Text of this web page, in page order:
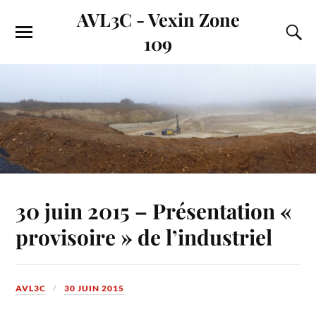
AVL3C - Vexin Zone
109
30 juin 2015 – Présentation «
provisoire » de l’industriel
AVL3C 30 JUIN 2015